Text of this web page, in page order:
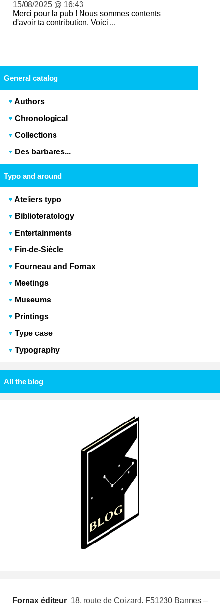
15/08/2025 @ 16:43
Merci pour la pub ! Nous sommes contents
d'avoir ta contribution. Voici ...
General catalog
Authors
Chronological
Collections
Des barbares...
Typo and around
Ateliers typo
Biblioteratology
Entertainments
Fin-de-Siècle
Fourneau and Fornax
Meetings
Museums
Printings
Type case
Typography
All the blog
Fornax éditeur  18, route de Coizard, F51230 Bannes –